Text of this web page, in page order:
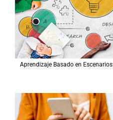
Aprendizaje Basado en